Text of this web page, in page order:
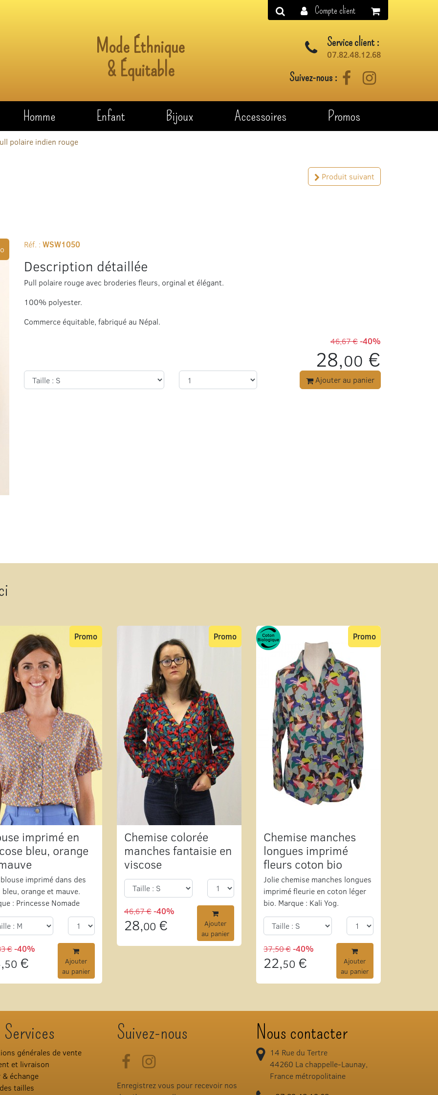
Mode Éthnique
& Équitable
Service client :
07.82.48.12.68
Suivez-nous : FacebookInstagram
Homme Enfant Bijoux Accessoires Promos
polaire indien rouge
Produit suivant
Réf. : WSW1050
Description détaillée
Pull polaire rouge avec broderies fleurs, orginal et élégant.
100% polyester.
Commerce équitable, fabriqué au Népal.
46,67 €-40%
28,00 €
Ajouter au panier
imprimé en
bleu, orange
imprimé dans des
orange et mauve.
: Princesse Nomade
Promo
€-40%
50 €
Ajouter
au panier
Chemise colorée
manches fantaisie en
viscose
Promo
46,67 €-40%
28,00 €
Ajouter
au panier
Chemise manches
longues imprimé
fleurs coton bio
Jolie chemise manches longues
imprimé fleurie en coton léger
bio. Marque : Kali Yog.
Promo
37,50 €-40%
22,50 €
Ajouter
au panier
Compte client
générales de vente
et livraison
& échange
tailles
Suivez-nous
FacebookInstagram
Enregistrez vous pour recevoir nos
Nous contacter
14 Rue du Tertre
44260 La chappelle-Launay,
France métropolitaine